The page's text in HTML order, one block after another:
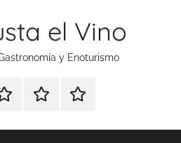
el Vino
y Enoturismo
RankingContacto